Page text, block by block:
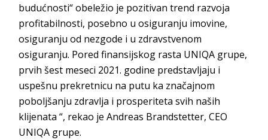
budućnosti“ obeležio je pozitivan trend razvoja
profitabilnosti, posebno u osiguranju imovine,
osiguranju od nezgode i u zdravstvenom
osiguranju. Pored finansijskog rasta UNIQA grupe,
prvih šest meseci 2021. godine predstavljaju i
uspešnu prekretnicu na putu ka značajnom
poboljšanju zdravlja i prosperiteta svih naših
klijenata “, rekao je Andreas Brandstetter, CEO
UNIQA grupe.